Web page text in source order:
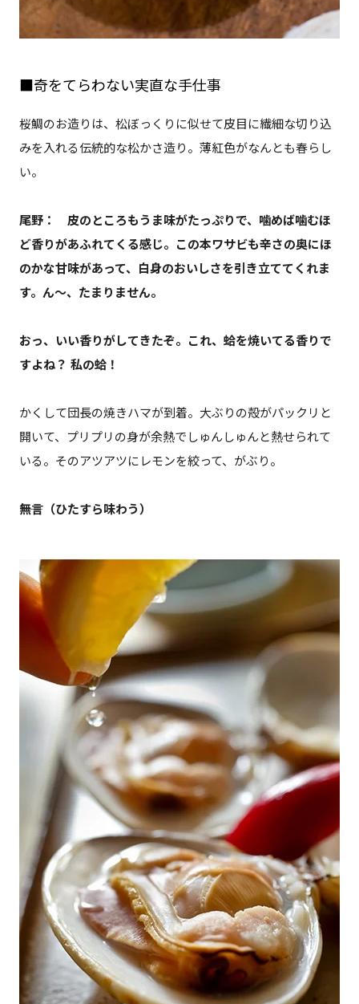
■奇をてらわない実直な手仕事
桜鯛のお造りは、松ぼっくりに似せて皮目に繊細な切り込
みを入れる伝統的な松かさ造り。薄紅色がなんとも春らし
い。
尾野： 皮のところもうま味がたっぷりで、噛めば噛むほ
ど香りがあふれてくる感じ。この本ワサビも辛さの奥にほ
のかな甘味があって、白身のおいしさを引き立ててくれま
す。ん～、たまりません。
おっ、いい香りがしてきたぞ。これ、蛤を焼いてる香りで
すよね？ 私の蛤！
かくして団長の焼きハマが到着。大ぶりの殻がパックリと
開いて、プリプリの身が余熱でしゅんしゅんと熱せられて
いる。そのアツアツにレモンを絞って、がぶり。
――無言（ひたすら味わう）